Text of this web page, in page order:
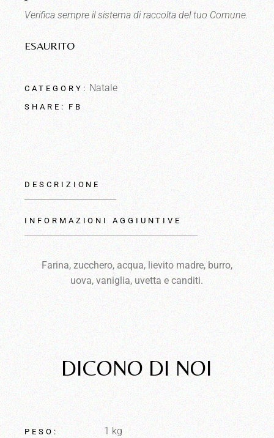
Verifica sempre il sistema di raccolta del tuo Comune.
ESAURITO
CATEGORY: Natale
SHARE: FB
DESCRIZIONE
INFORMAZIONI AGGIUNTIVE
Farina, zucchero, acqua, lievito madre, burro,
uova, vaniglia, uvetta e canditi.
Recensioni
DICONO DI NOI
PESO 1 kg